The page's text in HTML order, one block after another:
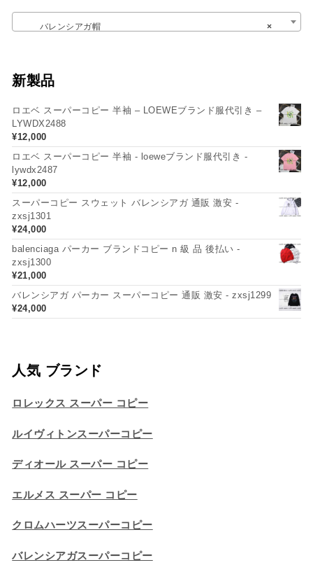
×
バレンシアガ帽
新製品
ロエベ スーパーコピー 半袖 – LOEWEブランド服代引き –
LYWDX2488
¥12,000
ロエベ スーパーコピー 半袖 - loeweブランド服代引き -
lywdx2487
¥12,000
スーパーコピー スウェット バレンシアガ 通販 激安 -
zxsj1301
¥24,000
balenciaga パーカー ブランドコピー n 級 品 後払い -
zxsj1300
¥21,000
バレンシアガ パーカー スーパーコピー 通販 激安 - zxsj1299
¥24,000
人気 ブランド
ロレックス スーパー コピー
ルイヴィトンスーパーコピー
ディオール スーパー コピー
エルメス スーパー コピー
クロムハーツスーパーコピー
バレンシアガスーパーコピー